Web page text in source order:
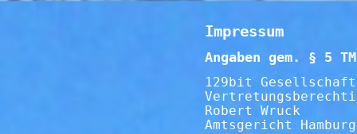
Impressum
Angaben gem. § 5
129bit
Robert Wruck
Amtsgericht